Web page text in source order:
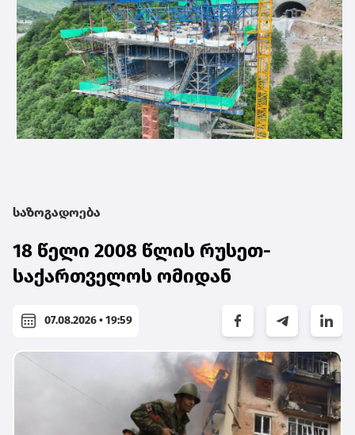
საზოგადოება
18 წელი 2008 წლის რუსეთ-
საქართველოს ომიდან
07.08.2026 • 19:59